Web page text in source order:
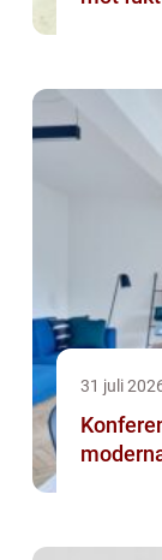
31 juli
Konferens i